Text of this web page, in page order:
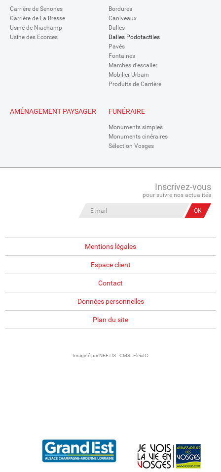
Carrière de Senones
Carrière de La Bresse
Usine de Niachamp
Usine des Ecorces
Bordures
Caniveaux
Dalles
Dalles Podotactiles
Pavés
Fontaines
Marches d’escalier
Mobilier Urbain
Produits de Carrière
AMÉNAGEMENT PAYSAGER FUNÉRAIRE
Monuments simples
Monuments cinéraires
Sélection Vosges
Inscrivez-vous
pour suivre nos actualités
Mentions légales
Espace client
Contact
Données personnelles
Plan du site
Imaginé parNEFTIS- CMS : Flexit©